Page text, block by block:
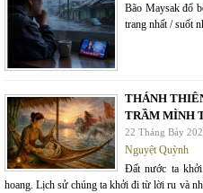
Bão Maysak đổ
trang nhất / suốt
THÁNH
TRẦM MÌNH
22 Tháng Bảy
Nguyệt Quỳnh
Đất nước ta
hoang. Lịch sử chúng ta khởi đi từ lời ru và